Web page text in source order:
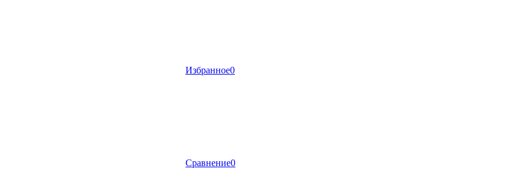
Избранное0
Сравнение0